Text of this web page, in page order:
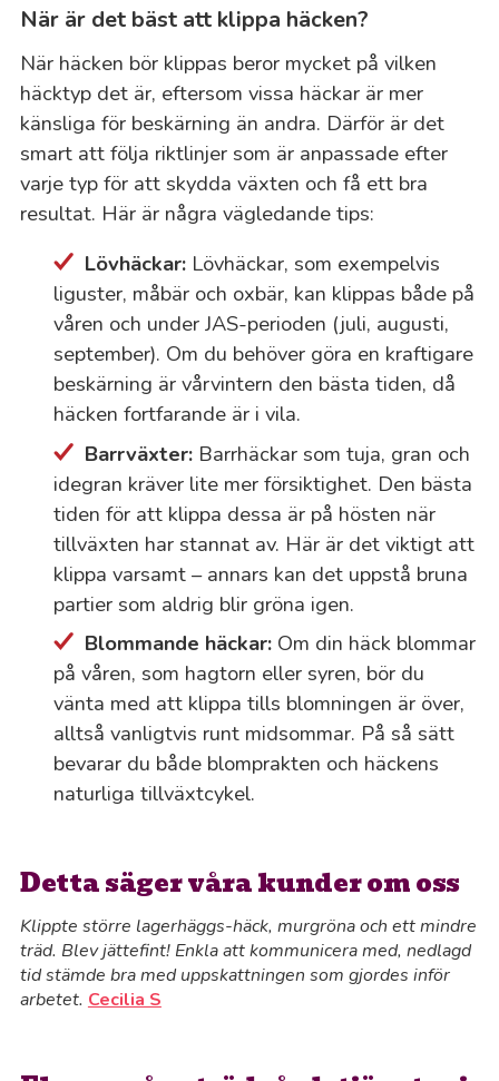
När är det bäst att klippa häcken?
När häcken bör klippas beror mycket på vilken
häcktyp det är, eftersom vissa häckar är mer
känsliga för beskärning än andra. Därför är det
smart att följa riktlinjer som är anpassade efter
varje typ för att skydda växten och få ett bra
resultat. Här är några vägledande tips:
Lövhäckar:Lövhäckar, som exempelvis
liguster, måbär och oxbär, kan klippas både på
våren och under JAS-perioden (juli, augusti,
september). Om du behöver göra en kraftigare
beskärning är vårvintern den bästa tiden, då
häcken fortfarande är i vila.
Barrväxter:Barrhäckar som tuja, gran och
idegran kräver lite mer försiktighet. Den bästa
tiden för att klippa dessa är på hösten när
tillväxten har stannat av. Här är det viktigt att
klippa varsamt – annars kan det uppstå bruna
partier som aldrig blir gröna igen.
Blommande häckar:Om din häck blommar
på våren, som hagtorn eller syren, bör du
vänta med att klippa tills blomningen är över,
alltså vanligtvis runt midsommar. På så sätt
bevarar du både blomprakten och häckens
naturliga tillväxtcykel.
Detta säger våra kunder om oss
Klippte större lagerhäggs-häck, murgröna och ett mindre
träd. Blev jättefint! Enkla att kommunicera med, nedlagd
tid stämde bra med uppskattningen som gjordes inför
arbetet. Cecilia S